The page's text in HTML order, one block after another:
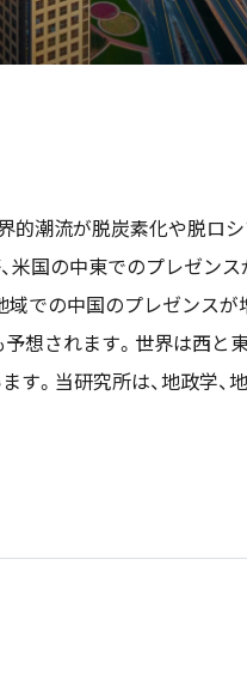
潮流が脱炭素化や脱ロ
の中東でのプレゼンス
での中国のプレゼンス
想されます。世界は西と
。当研究所は、地政学、